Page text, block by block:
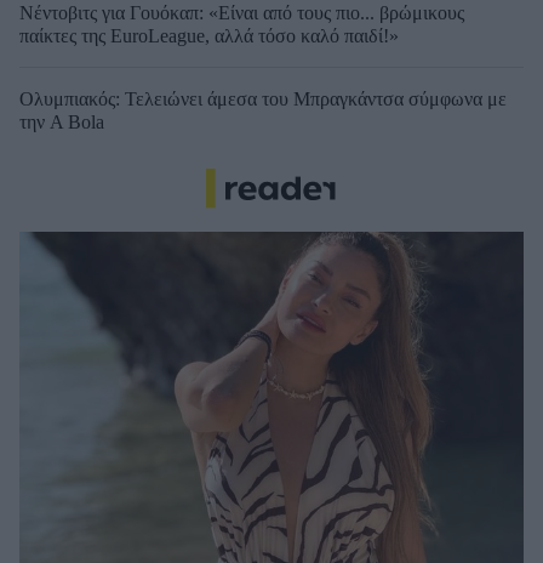
Νέντοβιτς για Γουόκαπ: «Είναι από τους πιο... βρώμικους
παίκτες της EuroLeague, αλλά τόσο καλό παιδί!»
Ολυμπιακός: Τελειώνει άμεσα του Μπραγκάντσα σύμφωνα με
την A Bola